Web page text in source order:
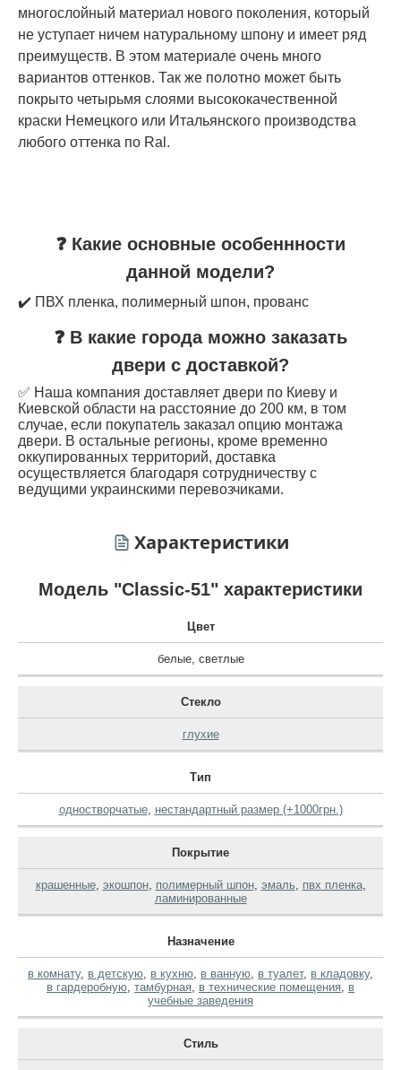
многослойный материал нового поколения, который
не уступает ничем натуральному шпону и имеет ряд
преимуществ. В этом материале очень много
вариантов оттенков. Так же полотно может быть
покрыто четырьмя слоями высококачественной
краски Немецкого или Итальянского производства
любого оттенка по Ral.
❓ Какие основные особеннности
данной модели?
✔️ ПВХ пленка, полимерный шпон, прованс
❓ В какие города можно заказать
двери с доставкой?
✅ Наша компания доставляет двери по Киеву и
Киевской области на расстояние до 200 км, в том
случае, если покупатель заказал опцию монтажа
двери. В остальные регионы, кроме временно
оккупированных территорий, доставка
осуществляется благодаря сотрудничеству с
ведущими украинскими перевозчиками.
Характеристики
Модель "Classic-51" характеристики
Цвет
белые, светлые
Стекло
глухие
Тип
одностворчатые, нестандартный размер (+1000грн.)
Покрытие
крашенные, экошпон, полимерный шпон, эмаль пвх пленка,
ламинированные
Назначение
в комнату, в детскую в кухню в ванную в туалет, в кладовку,
в гардеробную тамбурная в технические помещения в
учебные заведения
Стиль